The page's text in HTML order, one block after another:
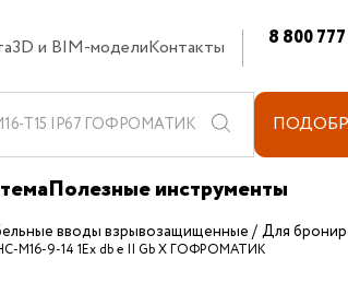
3D и BIM-моделиКонтакты 8 800
Полезные инструменты
вводы взрывозащищенные Для
M16-9-14 1Ex db e II Gb X ГОФРОМАТИК